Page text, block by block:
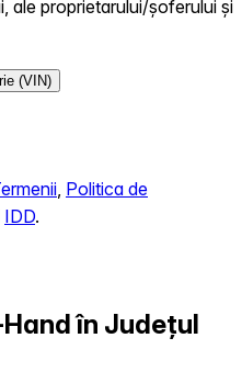
ale proprietarului/șoferului și
(VIN)
Politica de
IDD.
în Județul